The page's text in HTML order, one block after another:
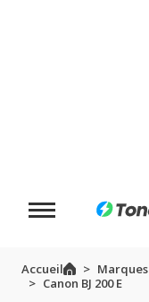
Accueil Marques
Canon BJ 200 E